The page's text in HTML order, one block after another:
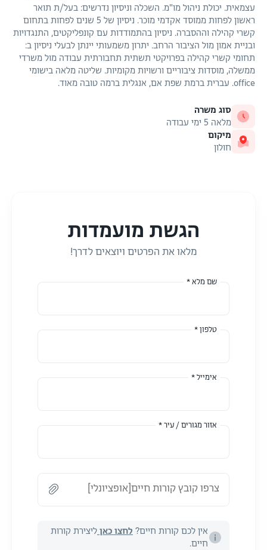
עצמאית. יכולת ניהול מו"מ. השכלה וניסיון נדרשים: בעל/ת תואר
ראשון לפחות ממוסד אקדמי מוכר. ניסיון של 5 שנים לפחות בתחום
קשרי קהילה וההסברה. ניסיון בהתמודדות עם קונפליקטים, התנגדויות
ובניית אמון מול הציבור הרחב. יתרון משמעותי יינתן לבעלי ניסיון ב:
תחומי קשרי קהילה בפרויקטי תשתית תחבורתית עבודה מול משרדי
ממשלה, מוסדות ציבוריים ורשויות מקומיות. שליטה מלאה בישומי
office. עברית ברמת שפת אם, אנגלית ברמה טובה מאוד.
סוג משרה
מלאה 5 ימי עבודה
מיקום
חולון
הגשת מועמדות
מלאו את הפרטים ויוצאים לדרך!
שם מלא *
טלפון *
אימייל *
אזור מגורים / עיר *
צרפו קובץ קורות חיים[אופציונלי]
אין לכם קורות חיים? לחצו כאן ליצירת קורות
חיים.